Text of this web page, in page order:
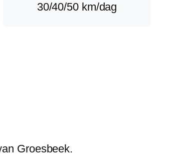
30/40/50 km/dag
Groesbeek.